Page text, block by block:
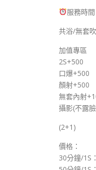
服務時
共浴/無套
加值專區
2S+500
口爆+500
顏射+500
無套內射
攝影(不露
(2+1)
價格：
30分鐘/1S